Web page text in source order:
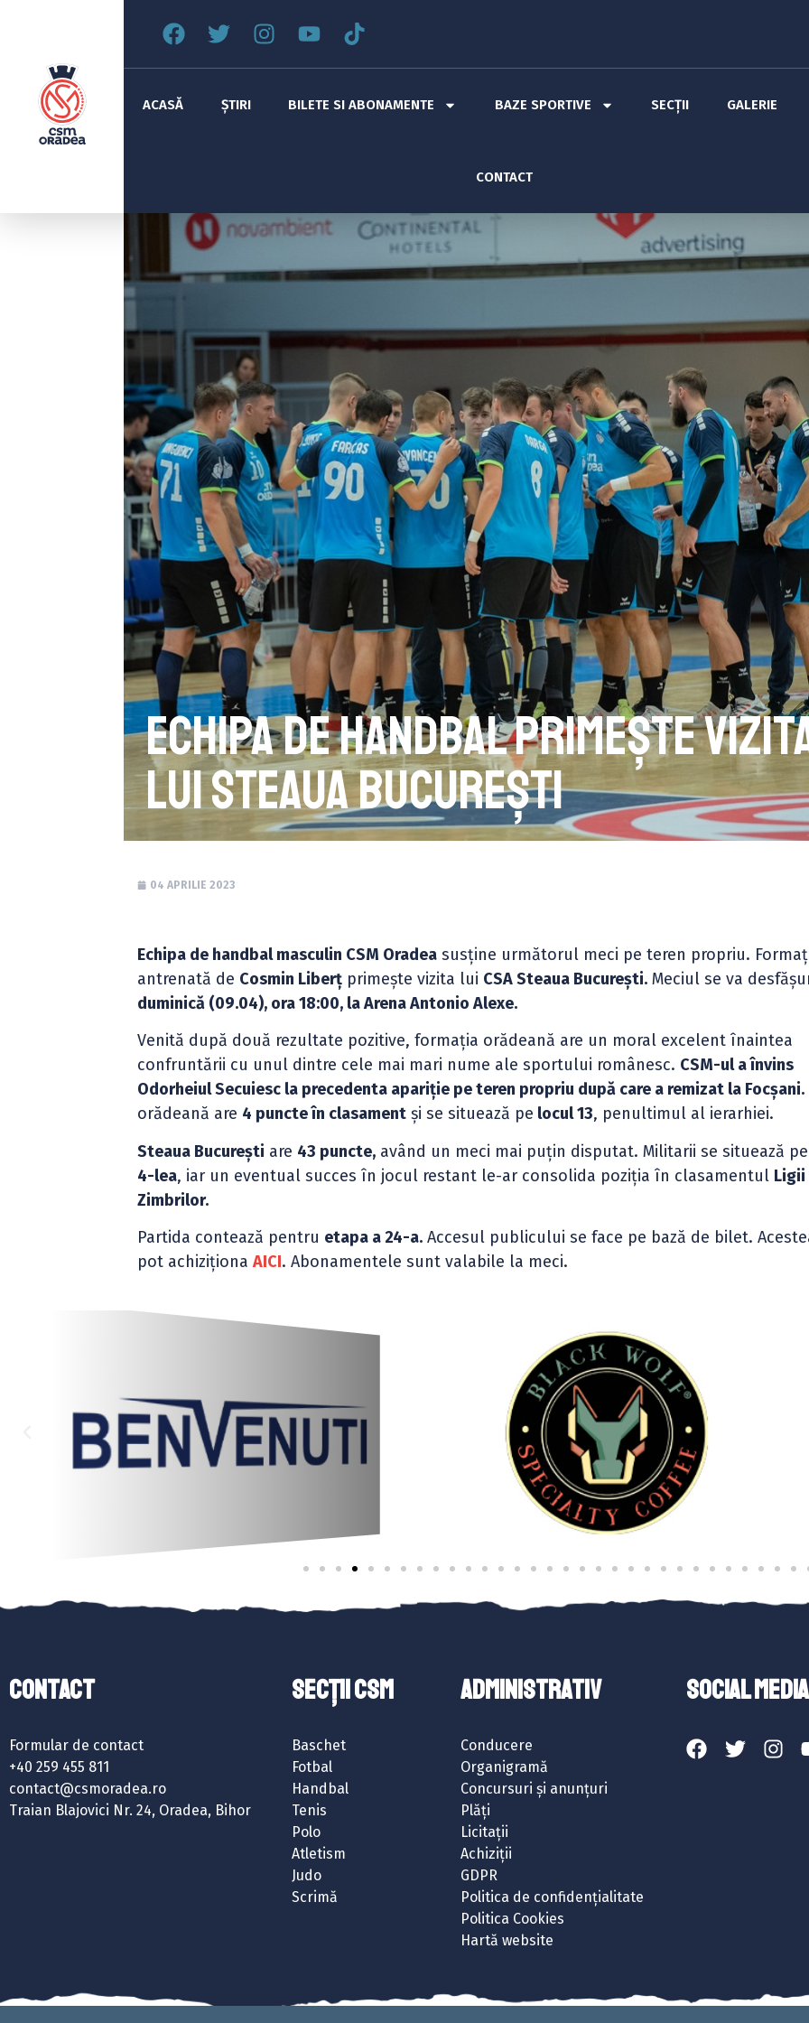
ACASĂ ȘTIRI BILETE SI ABONAMENTE BAZE SPORTIVE SECȚII GALERIE
CONTACT
Echipa de handbal primește
lui Steaua București
04 APRILIE 2023
Echipa de handbal masculin CSM Oradea susține următorul meci pe teren propriu.
antrenată de Cosmin Liberț primește vizita lui CSA Steaua București. Meciul se va
duminică (09.04), ora 18:00, la Arena Antonio Alexe.
Venită după două rezultate pozitive, formația orădeană are un moral excelent înaintea
confruntării cu unul dintre cele mai mari nume ale sportului românesc. CSM-ul a învins
Odorheiul Secuiesc la precedenta apariție pe teren propriu după care a remizat la Focșani.
orădeană are 4 puncte în clasament și se situează pe locul 13, penultimul al ierarhiei.
Steaua București are 43 puncte, având un meci mai puțin disputat. Militarii se situează
4-lea, iar un eventual succes în jocul restant le-ar consolida poziția în clasamentul Ligii
Zimbrilor.
Partida contează pentru etapa a 24-a. Accesul publicului se face pe bază de bilet.
pot achiziționaAICI. Abonamentele sunt valabile la meci.
Contact
Formular de contact
+40 259 455 811
contact@csmoradea.ro
Traian Blajovici Nr. 24, Oradea, Bihor
SECȚII CSM
Baschet
Fotbal
Handbal
Tenis
Polo
Atletism
Judo
Scrimă
ADMINISTRATIV
Conducere
Organigramă
Concursuri și anunțuri
Plăți
Licitații
Achiziții
GDPR
Politica de confidențialitate
Politica Cookies
Hartă website
SOCIAL MEDIA